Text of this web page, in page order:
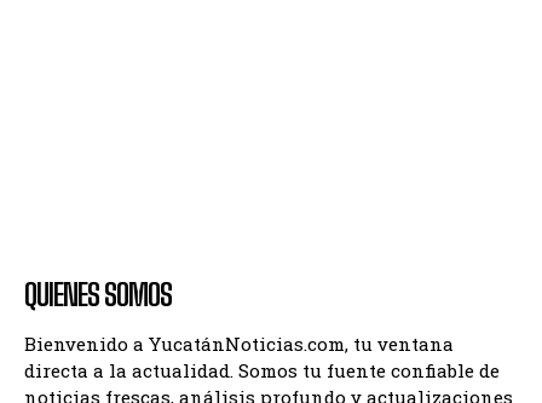
QUIENES SOMOS
Bienvenido a YucatánNoticias.com, tu ventana
directa a la actualidad. Somos tu fuente confiable de
noticias frescas, análisis profundo y actualizaciones